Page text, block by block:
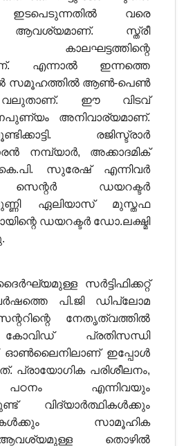
ഇടപെടുന്നതില്‍ വരെ
സ്ത്രീ
കാലഘട്ടത്തിന്റെ
എന്നാല്‍ ഇന്നത്തെ
സമൂഹത്തില്‍ ആണ്‍-പെണ്‍
വലുതാണ്. ഈ വിടവ്
അനിവാര്യമാണ്.
രജിസ്ട്രാര്‍
നമ്പ്യാര്‍, അക്കാദമിക്
സുരേഷ് എന്നിവര്‍
സെന്റര്‍ ഡയറക്ടര്‍
ഏലിയാസ് മുസ്തഫ
ഡയറക്ടര്‍ ഡോ.ലക്ഷ്മി
സര്‍ട്ടിഫിക്കറ്റ്
പി.ജി ഡിപ്ലോമ
നേതൃത്വത്തില്‍
കോവിഡ് പ്രതിസന്ധി
ഓണ്‍ലൈനിലാണ് ഇപ്പോള്‍
പ്രായോഗിക പരിശീലനം,
എന്നിവയും
വിദ്യാര്‍ത്ഥികള്‍ക്കും
സാമൂഹിക
തൊഴില്‍